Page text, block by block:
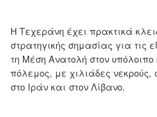
Η Τεχεράνη έχει πρακτικά
στρατηγικής σημασίας για
τη Μέση Ανατολή στον
πόλεμος, με χιλιάδες νεκρούς,
στο Ιράν και στον Λίβανο.